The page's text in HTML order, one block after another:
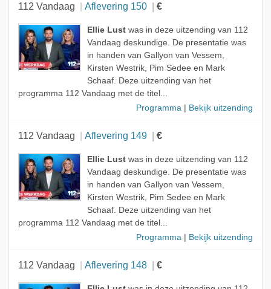
112 Vandaag Aflevering 150 €
Ellie Lustwas in deze uitzending van 112
Vandaag deskundige. De presentatie was
in handen van Gallyon van Vessem,
Kirsten Westrik, Pim Sedee en Mark
Schaaf. Deze uitzending van het
programma 112 Vandaag met de titel...
Programma
Bekijk uitzending
112 Vandaag Aflevering 149 €
Ellie Lustwas in deze uitzending van 112
Vandaag deskundige. De presentatie was
in handen van Gallyon van Vessem,
Kirsten Westrik, Pim Sedee en Mark
Schaaf. Deze uitzending van het
programma 112 Vandaag met de titel...
Programma
Bekijk uitzending
112 Vandaag Aflevering 148 €